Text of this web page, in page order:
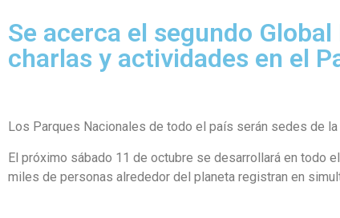
Se acerca el segundo
charlas y actividades en el
Los Parques Nacionales de todo el país serán sedes de
El próximo sábado 11 de octubre se desarrollará en todo
miles de personas alrededor del planeta registran en